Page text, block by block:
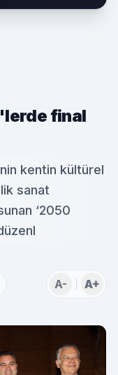
final
kentin kültürel
sanat
‘2050
A- A+